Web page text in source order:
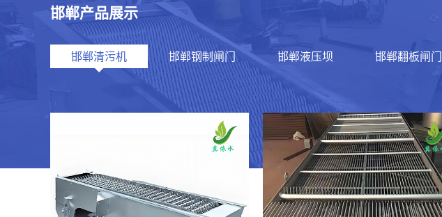
邯郸产品展示
邯郸清污机 邯郸钢制闸门 邯郸液压坝 邯郸翻板闸门